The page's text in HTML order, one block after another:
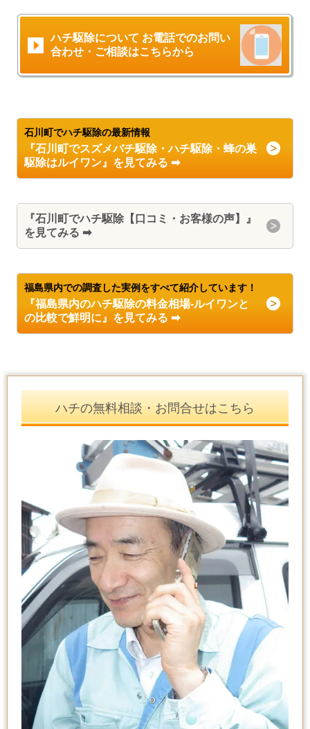
ハチ駆除について お電話でのお問い
合わせ・ご相談はこちらから
石川町でハチ駆除の最新情報
『石川町でスズメバチ駆除・ハチ駆除・蜂の巣
駆除はルイワン』を見てみる ➡
『石川町でハチ駆除【口コミ・お客様の声】』
を見てみる ➡
福島県内での調査した実例をすべて紹介しています！
『福島県内のハチ駆除の料金相場-ルイワンと
の比較で鮮明に』を見てみる ➡
ハチの無料相談・お問合せはこちら